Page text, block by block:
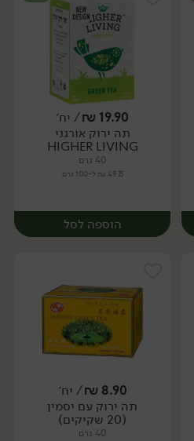
יח׳
19.90
₪/ יח׳
תה ירוק אורגני
HIGHER LIVING
40 גרם
49.75 ₪ ל-100 גרם
הוספה לסל
יח׳
8.90
₪/ יח׳
תה ירוק עם יסמין
(20 שקיקים)
40 גרם